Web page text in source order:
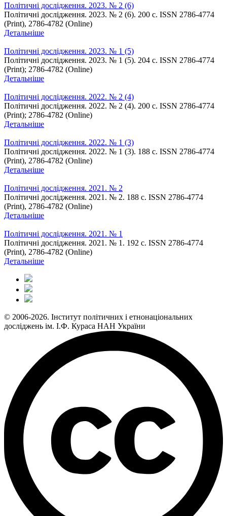
Політичні дослідження. 2023. № 2 (6)
Політичні дослідження. 2023. № 2 (6). 200 с. ISSN 2786-4774
(Print), 2786-4782 (Online)
Детальніше
Політичні дослідження. 2023. № 1 (5)
Політичні дослідження. 2023. № 1 (5). 204 с. ISSN 2786-4774
(Print); 2786-4782 (Online)
Детальніше
Політичні дослідження. 2022. № 2 (4)
Політичні дослідження. 2022. № 2 (4). 200 с. ISSN 2786-4774
(Print); 2786-4782 (Online)
Детальніше
Політичні дослідження. 2022. № 1 (3)
Політичні дослідження. 2022. № 1 (3). 188 с. ISSN 2786-4774
(Print), 2786-4782 (Online)
Детальніше
Політичні дослідження. 2021. № 2
Політичні дослідження. 2021. № 2. 188 с. ISSN 2786-4774
(Print), 2786-4782 (Online)
Детальніше
Політичні дослідження. 2021. № 1
Політичні дослідження. 2021. № 1. 192 с. ISSN 2786-4774
(Print), 2786-4782 (Online)
Детальніше
© 2006-2026. Інститут політичних і етнонаціональних
досліджень ім. І.Ф. Кураса НАН України